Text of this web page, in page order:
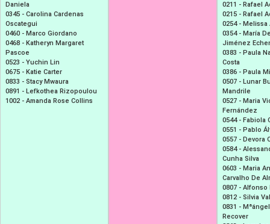
Daniela
0345 - Carolina Cardenas
Oscategui
0460 - Marco Giordano
0468 - Katheryn Margaret
Pascoe
0523 - Yuchin Lin
0675 - Katie Carter
0833 - Stacy Mwaura
0891 - Lefkothea Rizopoulou
1002 - Amanda Rose Collins
0211 - Rafael
0215 - Rafael
0254 - Melissa
0354 - María
Jiménez
0383 - Paula
Costa
0386 - Paula
0507 - Lunar
Mandrile
0527 - Maria
Fernández
0544 - Fabiola
0551 - Pablo
0557 - Devora
0584 -
Cunha Silva
0603 - Maria
Carvalho De
0807 - Alfonso
0812 - Silvia
0831 -
Recover